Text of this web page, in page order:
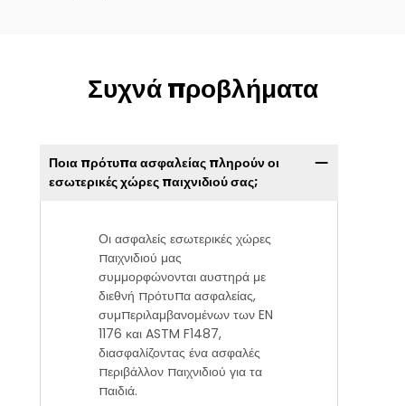
Συχνά προβλήματα
Ποια πρότυπα ασφαλείας πληρούν οι
εσωτερικές χώρες παιχνιδιού σας;
Οι ασφαλείς εσωτερικές χώρες
παιχνιδιού μας
συμμορφώνονται αυστηρά με
διεθνή πρότυπα ασφαλείας,
συμπεριλαμβανομένων των EN
1176 και ASTM F1487,
διασφαλίζοντας ένα ασφαλές
περιβάλλον παιχνιδιού για τα
παιδιά.